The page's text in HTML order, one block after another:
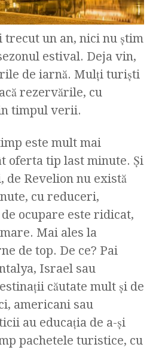
trecut un an, nici nu știm
estival. Deja vin,
de iarnă. Mulți turiști
rezervările, cu
timpul verii.
este mult mai
oferta tip last minute. Şi
de Revelion nu există
cu reduceri,
ocupare este ridicat,
Mai ales la
de top. De ce? Pai
Israel sau
căutate mult și de
americani sau
au educaţia de a-şi
pachetele turistice, cu